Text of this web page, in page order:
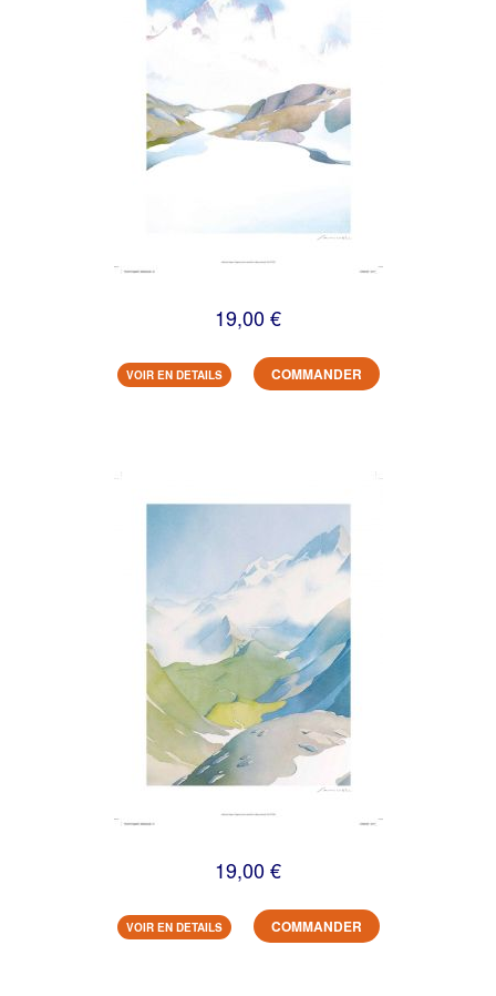
19,00 €
VOIR EN DETAILS COMMANDER
19,00 €
VOIR EN DETAILS COMMANDER